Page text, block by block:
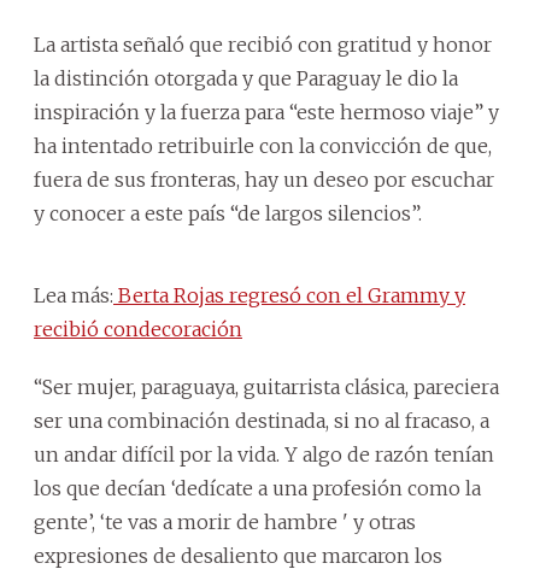
La artista señaló que recibió con gratitud y honor
la distinción otorgada y que Paraguay le dio la
inspiración y la fuerza para “este hermoso viaje” y
ha intentado retribuirle con la convicción de que,
fuera de sus fronteras, hay un deseo por escuchar
y conocer a este país “de largos silencios”.
Lea más: Berta Rojas regresó con el Grammy y
recibió condecoración
“Ser mujer, paraguaya, guitarrista clásica, pareciera
ser una combinación destinada, si no al fracaso, a
un andar difícil por la vida. Y algo de razón tenían
los que decían ‘dedícate a una profesión como la
gente’, ‘te vas a morir de hambre ' y otras
expresiones de desaliento que marcaron los